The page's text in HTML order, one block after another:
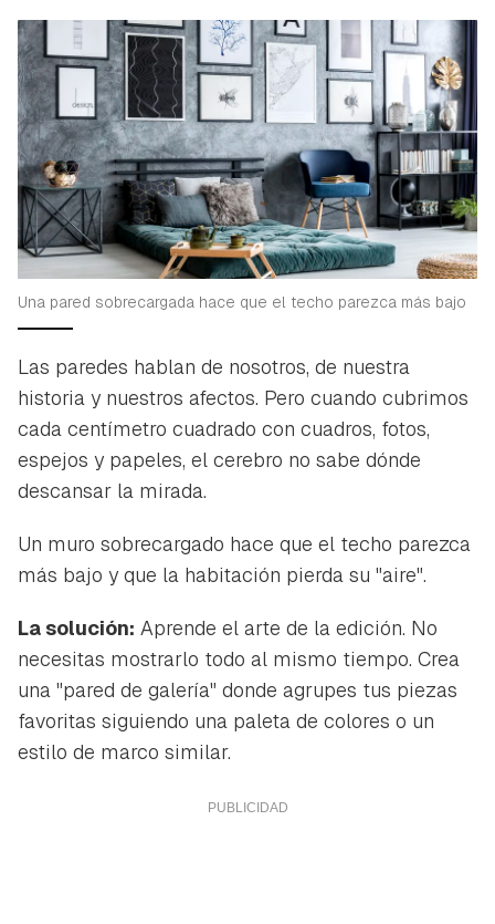
Una pared sobrecargada hace que el techo parezca más bajo
Las paredes hablan de nosotros, de nuestra
historia y nuestros afectos. Pero cuando cubrimos
cada centímetro cuadrado con cuadros, fotos,
espejos y papeles, el cerebro no sabe dónde
descansar la mirada.
Un muro sobrecargado hace que el techo parezca
más bajo y que la habitación pierda su "aire".
La solución: Aprende el arte de la edición. No
necesitas mostrarlo todo al mismo tiempo. Crea
una "pared de galería" donde agrupes tus piezas
favoritas siguiendo una paleta de colores o un
estilo de marco similar.